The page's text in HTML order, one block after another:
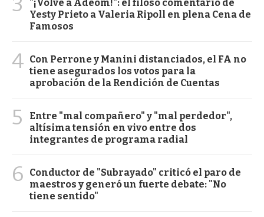
"¡Volvé a Adeom!": el filoso comentario de
Yesty Prieto a Valeria Ripoll en plena Cena de
Famosos
4 Con Perrone y Manini distanciados, el FA no
tiene asegurados los votos para la
aprobación de la Rendición de Cuentas
5
Entre "mal compañero" y "mal perdedor",
altísima tensión en vivo entre dos
integrantes de programa radial
6
Conductor de "Subrayado" criticó el paro de
maestros y generó un fuerte debate: "No
tiene sentido"